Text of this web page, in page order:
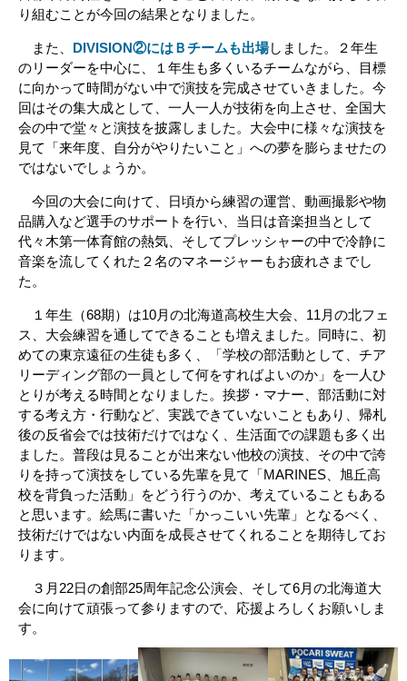
り組むことが今回の結果となりました。
また、 DIVISION②にはＢチームも出場しました。２年生
のリーダーを中心に、１年生も多くいるチームながら、目標
に向かって時間がない中で演技を完成させていきました。 今
回はその集大成として、一人一人が技術を向上させ、全国大
会の中で堂々と演技を披露しました。大会中に様々な演技を
見て「来年度、自分がやりたいこと」への夢を膨らませたの
ではないでしょうか。
今回の大会に向けて、日頃から練習の運営、動画撮影や物
品購入など選手のサポートを行い、当日は音楽担当として
代々木第一体育館の熱気、そしてプレッシャーの中で冷静に
音楽を流してくれた２名のマネージャーもお疲れさまでし
た。
１年生（68期）は10月の北海道高校生大会、11月の北フェ
ス、大会練習を通してできることも増えました。同時に、初
めての東京遠征の生徒も多く、
「学校の部活動として、チア
リーディング部の一員として何をすればよいのか」を一人ひ
とりが考える時間となりました。挨拶・マナー、部活動に対
する考え方・行動など、実践できていないこともあり、帰札
後の反省会では技術だけではなく、生活面での課題も多く出
ました。普段は見ることが出来ない他校の演技、その中で誇
りを持って演技をしている先輩を見て「MARINES、旭丘高
校を背負った活動」をどう行うのか、考えていることもある
と思います。絵馬に書いた「かっこいい先輩」となるべく、
技術だけではない内面を成長させてくれることを期待してお
ります。
３月22日の創部25周年記念公演会、そして6月の北海道大
会に向けて頑張って参りますので、応援よろしくお願いしま
す。